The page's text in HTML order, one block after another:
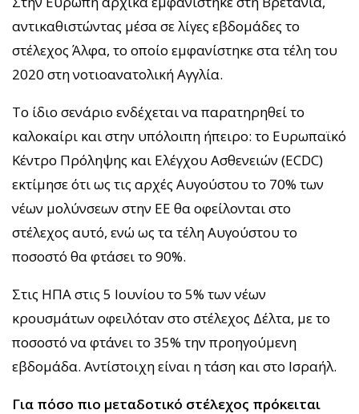
αντικαθιστώντας μέσα σε λίγες εβδομάδες το
στέλεχος Άλφα, το οποίο εμφανίστηκε στα τέλη του
2020 στη νοτιοανατολική Αγγλία.
Το ίδιο σενάριο ενδέχεται να παρατηρηθεί το
καλοκαίρι και στην υπόλοιπη ήπειρο: το Ευρωπαϊκό
Κέντρο Πρόληψης και Ελέγχου Ασθενειών (ECDC)
εκτίμησε ότι ως τις αρχές Αυγούστου το 70% των
νέων μολύνσεων στην ΕΕ θα οφείλονται στο
στέλεχος αυτό, ενώ ως τα τέλη Αυγούστου το
ποσοστό θα φτάσει το 90%.
Στις ΗΠΑ στις 5 Ιουνίου το 5% των νέων
κρουσμάτων οφειλόταν στο στέλεχος Δέλτα, με το
ποσοστό να φτάνει το 35% την προηγούμενη
εβδομάδα. Αντίστοιχη είναι η τάση και στο Ισραήλ.
Για πόσο πιο μεταδοτικό στέλεχος πρόκειται